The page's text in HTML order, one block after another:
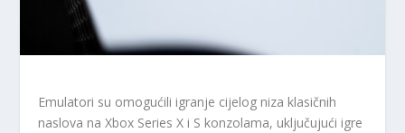
Emulatori su omogućili igranje cijelog niza klasičnih
naslova na Xbox Series X i S konzolama, uključujući igre